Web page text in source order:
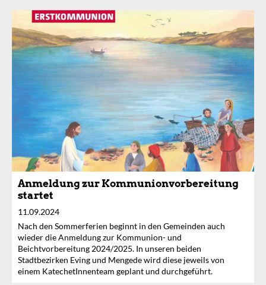
Anmeldung zur Kommunionvorbereitung
startet
11.09.2024
Nach den Sommerferien beginnt in den Gemeinden auch
wieder die Anmeldung zur Kommunion- und
Beichtvorbereitung 2024/2025. In unseren beiden
Stadtbezirken Eving und Mengede wird diese jeweils von
einem KatechetInnenteam geplant und durchgeführt.